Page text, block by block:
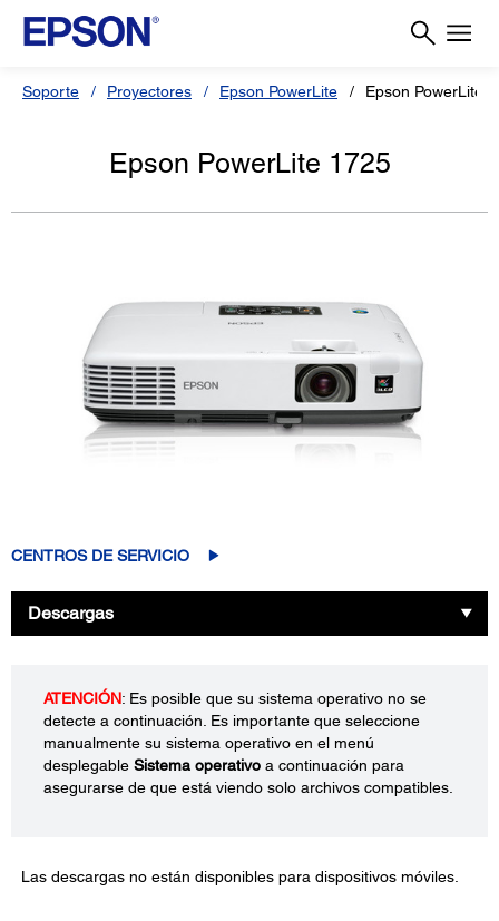
Soporte Proyectores Epson PowerLite Epson PowerLite
Epson PowerLite 1725
CENTROS DE SERVICIO
Descargas
ATENCIÓN: Es posible que su sistema operativo no se
detecte a continuación. Es importante que seleccione
manualmente su sistema operativo en el menú
desplegable Sistema operativo a continuación para
asegurarse de que está viendo solo archivos compatibles.
Las descargas no están disponibles para dispositivos móviles.